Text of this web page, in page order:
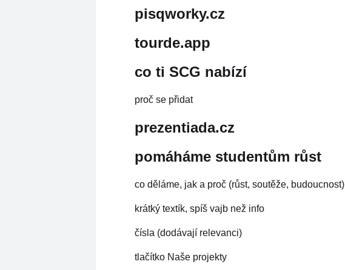
pisqworky.cz
tourde.app
co ti SCG nabízí
proč se přidat
prezentiada.cz
pomáháme studentům růst
co děláme, jak a proč (růst, soutěže, budoucnost)
krátký textík, spíš vajb než info
čísla (dodávají relevanci)
tlačítko Naše projekty